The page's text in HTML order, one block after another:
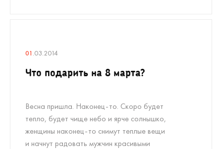
01 .03.2014
Что подарить на 8 марта?
Весна пришла. Наконец-то. Скоро будет
тепло, будет чище небо и ярче солнышко,
женщины наконец-то снимут теплые вещи
и начнут радовать мужчин красивыми